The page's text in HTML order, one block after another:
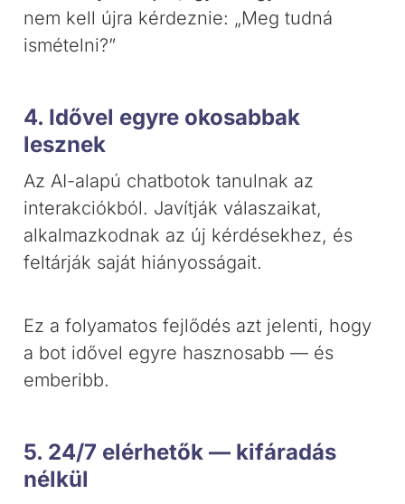
nem kell újra kérdeznie: „Meg tudná
ismételni?”
4. Idővel egyre okosabbak
lesznek
Az AI-alapú chatbotok tanulnak az
interakciókból. Javítják válaszaikat,
alkalmazkodnak az új kérdésekhez, és
feltárják saját hiányosságait.
Ez a folyamatos fejlődés azt jelenti, hogy
a bot idővel egyre hasznosabb — és
emberibb.
5. 24/7 elérhetők — kifáradás
nélkül